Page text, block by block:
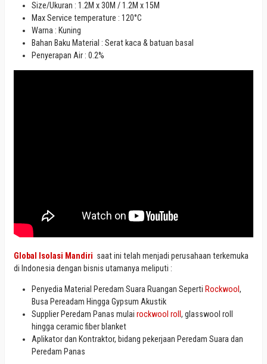
Size/Ukuran : 1.2M x 30M / 1.2M x 15M
MaxService temperature : 120°C
Warna : Kuning
Bahan Baku Material : Serat kaca & batuan basal
Penyerapan Air : 0.2%
Global Isolasi Mandiri saat ini telah menjadi perusahaan terkemuka
di Indonesia dengan bisnis utamanya meliputi :
Penyedia Material Peredam Suara Ruangan Seperti Rockwool ,
Busa Pereadam Hingga Gypsum Akustik
Supplier Peredam Panas mulai rockwool roll , glasswool roll
hingga ceramic fiber blanket
Aplikator dan Kontraktor, bidang pekerjaan Peredam Suara dan
Peredam Panas